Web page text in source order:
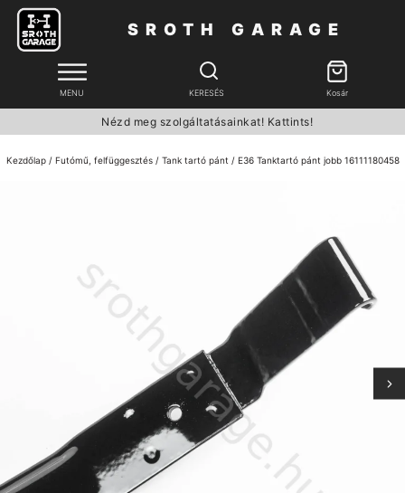
SROTH GARAGE
MENU KERESÉS Kosár
Nézd meg szolgáltatásainkat! Kattints!
Kezdőlap/ Futómű, felfüggesztés/ Tank tartó pánt / E36 Tanktartó pánt jobb 16111180458